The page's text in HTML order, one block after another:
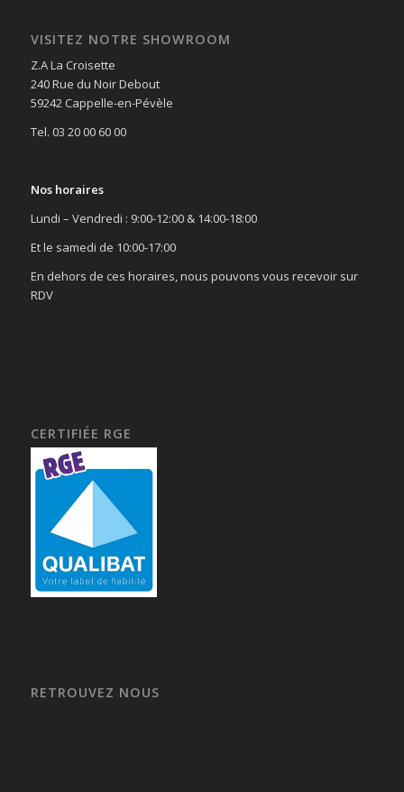
VISITEZ NOTRE SHOWROOM
Z.A La Croisette
240 Rue du Noir Debout
59242 Cappelle-en-Pévèle
Tel. 03 20 00 60 00
Nos horaires
Lundi – Vendredi : 9:00-12:00 & 14:00-18:00
Et le samedi de 10:00-17:00
En dehors de ces horaires, nous pouvons vous recevoir sur
RDV
CERTIFIÉE RGE
RETROUVEZ NOUS